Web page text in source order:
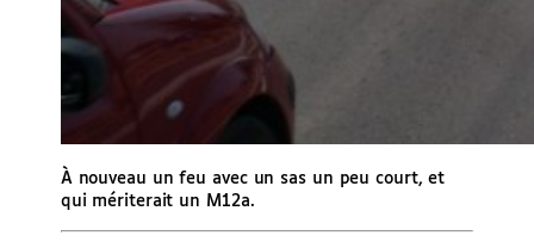
À nouveau un feu avec un sas un peu court, et
qui mériterait un M12a.